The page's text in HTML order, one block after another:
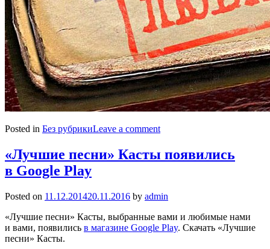
Posted in Без рубрикиLeave a comment
«Лучшие песни» Касты появились
в Google Play
Posted on 11.12.201420.11.2016 by admin
«Лучшие песни» Касты, выбранные вами и любимые нами
и вами, появились в магазине Google Play. Скачать «Лучшие
песни» Касты.